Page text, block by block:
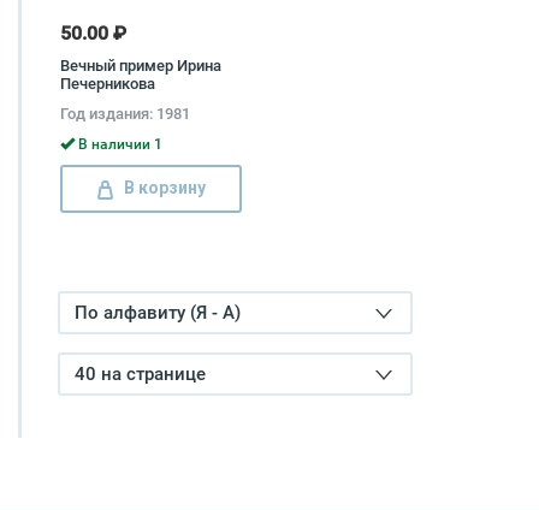
50.00 ₽
Вечный пример Ирина
Печерникова
Год издания: 1981
В наличии 1
В корзину
По алфавиту (Я - А)
40 на странице